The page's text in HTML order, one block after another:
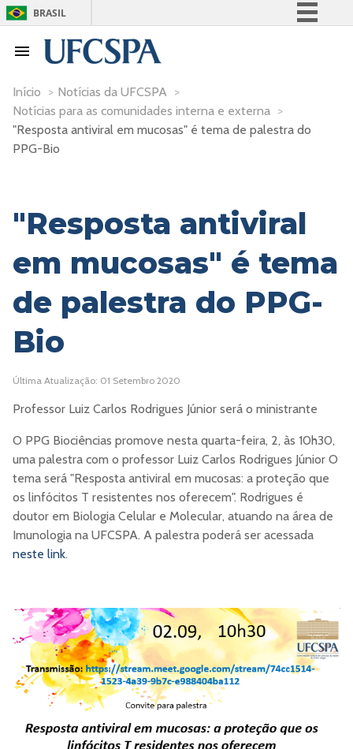
BRASIL
Acesso à informação
Legislação
Início > Notícias da UFCSPA >
Notícias para as comunidades interna e externa >
"Resposta antiviral em mucosas" é tema de palestra do
PPG-Bio
"Resposta antiviral
em mucosas" é tema
de palestra do PPG-
Bio
Última Atualização: 01 Setembro 2020
Professor Luiz Carlos Rodrigues Júnior será o ministrante
O PPG Biociências promove nesta quarta-feira, 2, às 10h30,
uma palestra com o professor Luiz Carlos Rodrigues Júnior O
tema será "Resposta antiviral em mucosas: a proteção que
os linfócitos T resistentes nos oferecem". Rodrigues é
doutor em Biologia Celular e Molecular, atuando na área de
Imunologia na UFCSPA. A palestra poderá ser acessada
neste link.